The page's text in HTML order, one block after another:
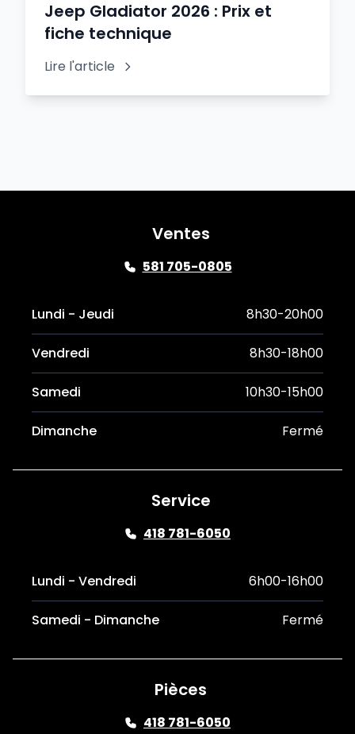
Jeep Gladiator 2026 : Prix et
fiche technique
Lire l'article
Ventes
581 705-0805
Lundi - Jeudi 8h30-20h00
Vendredi 8h30-18h00
Samedi 10h30-15h00
Dimanche Fermé
Service
418 781-6050
Lundi - Vendredi 6h00-16h00
Samedi - Dimanche Fermé
Pièces
418 781-6050